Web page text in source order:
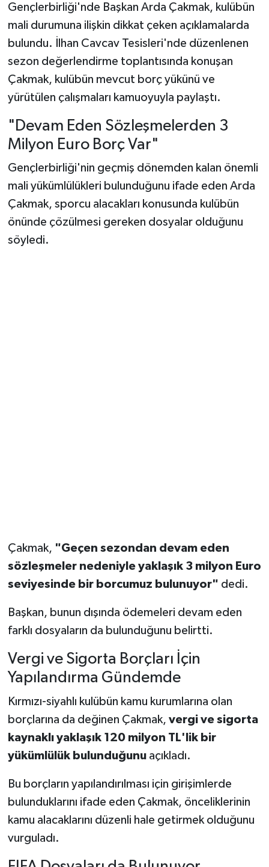
Gençlerbirliği'nde Başkan Arda Çakmak, kulübün
mali durumuna ilişkin dikkat çeken açıklamalarda
bulundu. İlhan Cavcav Tesisleri'nde düzenlenen
sezon değerlendirme toplantısında konuşan
Çakmak, kulübün mevcut borç yükünü ve
yürütülen çalışmaları kamuoyuyla paylaştı.
"Devam Eden Sözleşmelerden 3
Milyon Euro Borç Var"
Gençlerbirliği'nin geçmiş dönemden kalan önemli
mali yükümlülükleri bulunduğunu ifade eden Arda
Çakmak, sporcu alacakları konusunda kulübün
önünde çözülmesi gereken dosyalar olduğunu
söyledi.
Çakmak, "Geçen sezondan devam eden
sözleşmeler nedeniyle yaklaşık 3 milyon Euro
seviyesinde bir borcumuz bulunuyor" dedi.
Başkan, bunun dışında ödemeleri devam eden
farklı dosyaların da bulunduğunu belirtti.
Vergi ve Sigorta Borçları İçin
Yapılandırma Gündemde
Kırmızı-siyahlı kulübün kamu kurumlarına olan
borçlarına da değinen Çakmak, vergi ve sigorta
kaynaklı yaklaşık 120 milyon TL'lik bir
yükümlülük bulunduğunuaçıkladı.
Bu borçların yapılandırılması için girişimlerde
bulunduklarını ifade eden Çakmak, önceliklerinin
kamu alacaklarını düzenli hale getirmek olduğunu
vurguladı.